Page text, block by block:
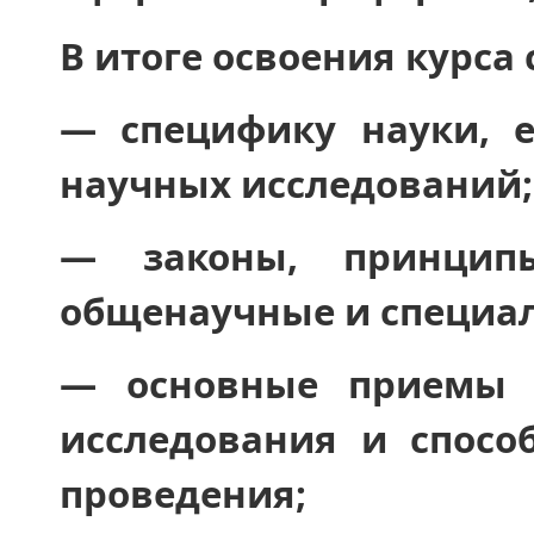
В итоге освоения
― специфику науки,
научных исследований;
― законы,
общенаучные и
― основные приемы
исследования и
проведения;